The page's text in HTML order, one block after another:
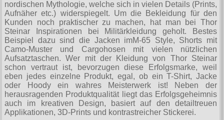
Röcke
T-Shirts
Taschen
Verschiedenes
Lucky 13
Verschiedenes
Harrington
Verschiedenes
Sonstige Boots
Steel Boots
TUK
Verschiedene
Zubehör
Aufkleber
Aufnäher
Gürtelschnallen
Ketten
Nieten
Rune Charms
Fahnen
Verschiedenes
Größen
S
M
L
XL
XXL
XXXL
Infos
Marken
Alpha Industries
Everlast USA
Lonsdale London
Pit Bull
Warenkorb ( 0 | 0.00 € )
--------------
gesamt: 0.00 €
Social Media:
nordischen Mythologie, welche sich in vielen Details (Prints,
Aufnäher etc.) widerspiegelt. Um die Bekleidung für den
Kunden noch praktischer zu machen, hat man bei Thor
Steinar Inspirationen bei Militärkleidung geholt. Bestes
Beispiel dazu sind die Jacken imМ-65 Style, Shorts mit
Camo-Muster und Cargohosen mit vielen nützlichen
Aufsatztaschen. Wer mit der Kleidung von Thor Steinar
schon vertraut ist, bevorzugen diese Erfolgsmarke, weil
eben jedes einzelne Produkt, egal, ob ein T-Shirt, Jacke
oder Hoody ein wahres Meisterwerk ist! Neben der
herausragenden Produktqualität liegt das Erfolgsgeheimnis
auch im kreativen Design, basiert auf den detailtreuen
Applikationen, 3D-Prints und kontrastreicher Stickerei.